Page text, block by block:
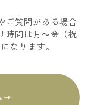
ご質問がある場合
時間は月～金（祝
なります。